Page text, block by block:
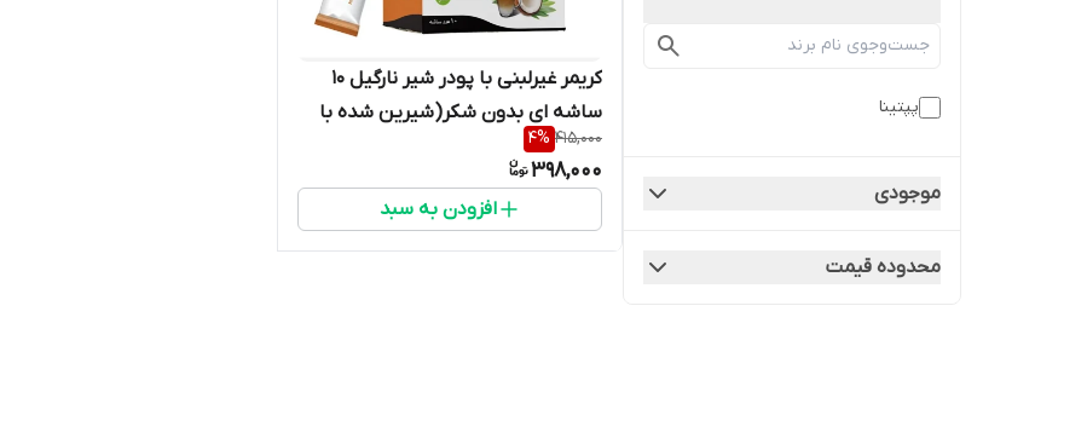
پپتینا
موجودی
محدوده قیمت
کریمر غیرلبنی با پودر شیر نارگیل ۱۰
ساشه ای بدون شکر(شیرین شده با
استویا
415,000
4%
398,000
افزودن به سبد